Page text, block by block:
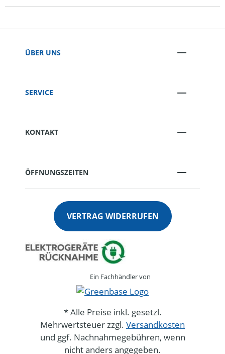
ÜBER UNS
SERVICE
KONTAKT
ÖFFNUNGSZEITEN
VERTRAG WIDERRUFEN
Ein Fachhändler von
* Alle Preise inkl. gesetzl.
Mehrwertsteuer zzgl. Versandkosten
und ggf. Nachnahmegebühren, wenn
nicht anders angegeben.